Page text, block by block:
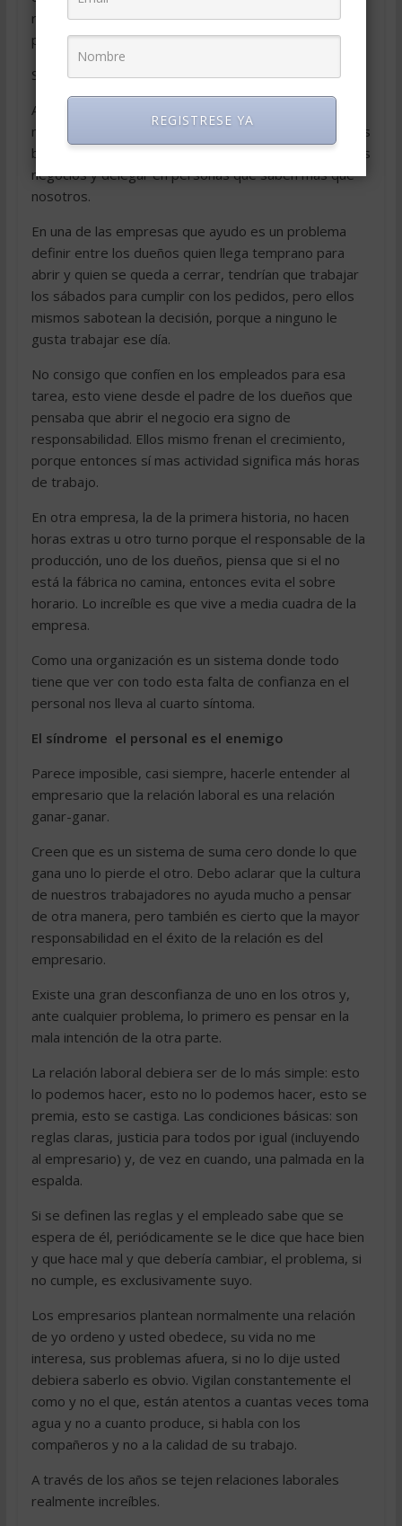
realización, de logros, de lo que significa una empresa
para la sociedad.
Si no piensan en ser grandes nunca lo serán.
Asocian mayor empresa con mayor trabajo y con
menos horas libres, y, normalmente, si hacen las cosas
bien, es todo lo contrario. Es controlar la marcha de los
negocios y delegar en personas que saben más que
nosotros.
En una de las empresas que ayudo es un problema
definir entre los dueños quien llega temprano para
abrir y quien se queda a cerrar, tendrían que trabajar
los sábados para cumplir con los pedidos, pero ellos
mismos sabotean la decisión, porque a ninguno le
gusta trabajar ese día.
No consigo que confíen en los empleados para esa
tarea, esto viene desde el padre de los dueños que
pensaba que abrir el negocio era signo de
responsabilidad. Ellos mismo frenan el crecimiento,
porque entonces sí mas actividad significa más horas
de trabajo.
En otra empresa, la de la primera historia, no hacen
horas extras u otro turno porque el responsable de la
producción, uno de los dueños, piensa que si el no
está la fábrica no camina, entonces evita el sobre
horario. Lo increíble es que vive a media cuadra de la
empresa.
Como una organización es un sistema donde todo
tiene que ver con todo esta falta de confianza en el
personal nos lleva al cuarto síntoma.
El síndrome  el personal es el enemigo
Parece imposible, casi siempre, hacerle entender al
empresario que la relación laboral es una relación
ganar-ganar.
Creen que es un sistema de suma cero donde lo que
gana uno lo pierde el otro. Debo aclarar que la cultura
de nuestros trabajadores no ayuda mucho a pensar
de otra manera, pero también es cierto que la mayor
responsabilidad en el éxito de la relación es del
empresario.
Existe una gran desconfianza de uno en los otros y,
ante cualquier problema, lo primero es pensar en la
mala intención de la otra parte.
La relación laboral debiera ser de lo más simple: esto
lo podemos hacer, esto no lo podemos hacer, esto se
premia, esto se castiga. Las condiciones básicas: son
reglas claras, justicia para todos por igual (incluyendo
al empresario) y, de vez en cuando, una palmada en la
espalda.
Si se definen las reglas y el empleado sabe que se
espera de él, periódicamente se le dice que hace bien
y que hace mal y que debería cambiar, el problema, si
no cumple, es exclusivamente suyo.
Los empresarios plantean normalmente una relación
de yo ordeno y usted obedece, su vida no me
interesa, sus problemas afuera, si no lo dije usted
debiera saberlo es obvio. Vigilan constantemente el
como y no el que, están atentos a cuantas veces toma
agua y no a cuanto produce, si habla con los
compañeros y no a la calidad de su trabajo.
A través de los años se tejen relaciones laborales
realmente increíbles.
REGISTRESE YA